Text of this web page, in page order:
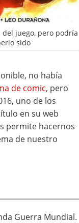
del juego, pero podría
sido
no había
de comic, pero
uno de los
en su web
permite hacernos
de nuestro
Guerra Mundial.